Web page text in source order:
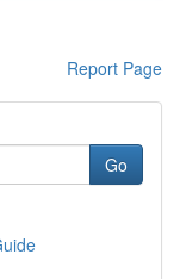
Report Page
Go